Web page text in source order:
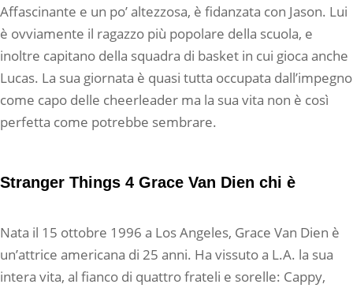
Affascinante e un po’ altezzosa, è fidanzata con Jason. Lui
è ovviamente il ragazzo più popolare della scuola, e
inoltre capitano della squadra di basket in cui gioca anche
Lucas. La sua giornata è quasi tutta occupata dall’impegno
come capo delle cheerleader ma la sua vita non è così
perfetta come potrebbe sembrare.
Stranger Things 4 Grace Van Dien chi è
Nata il 15 ottobre 1996 a Los Angeles, Grace Van Dien è
un’attrice americana di 25 anni. Ha vissuto a L.A. la sua
intera vita, al fianco di quattro frateli e sorelle: Cappy,